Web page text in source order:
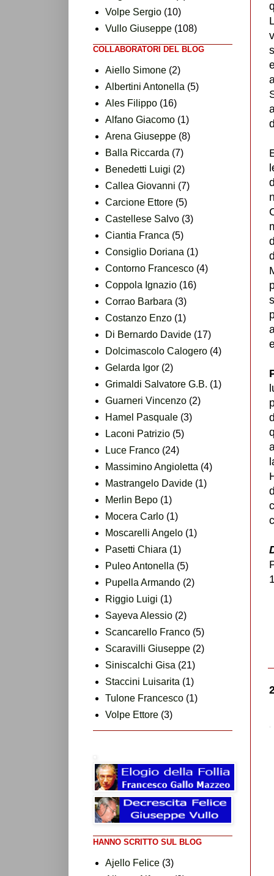
Volpe Sergio (10)
Vullo Giuseppe (108)
COLLABORATORI DEL BLOG
Aiello Simone (2)
Albertini Antonella (5)
Ales Filippo (16)
Alfano Giacomo (1)
Arena Giuseppe (8)
Balla Riccarda (7)
Benedetti Luigi (2)
Callea Giovanni (7)
Carcione Ettore (5)
Castellese Salvo (3)
Ciantia Franca (5)
Consiglio Doriana (1)
Contorno Francesco (4)
Coppola Ignazio (16)
Corrao Barbara (3)
Costanzo Enzo (1)
Di Bernardo Davide (17)
Dolcimascolo Calogero (4)
Gelarda Igor (2)
Grimaldi Salvatore G.B. (1)
Guarneri Vincenzo (2)
Hamel Pasquale (3)
Laconi Patrizio (5)
Luce Franco (24)
Massimino Angioletta (4)
Mastrangelo Davide (1)
Merlin Bepo (1)
Mocera Carlo (1)
Moscarelli Angelo (1)
Pasetti Chiara (1)
Puleo Antonella (5)
Pupella Armando (2)
Riggio Luigi (1)
Sayeva Alessio (2)
Scancarello Franco (5)
Scaravilli Giuseppe (2)
Siniscalchi Gisa (21)
Staccini Luisarita (1)
Tulone Francesco (1)
Volpe Ettore (3)
HANNO SCRITTO SUL BLOG
Ajello Felice (3)